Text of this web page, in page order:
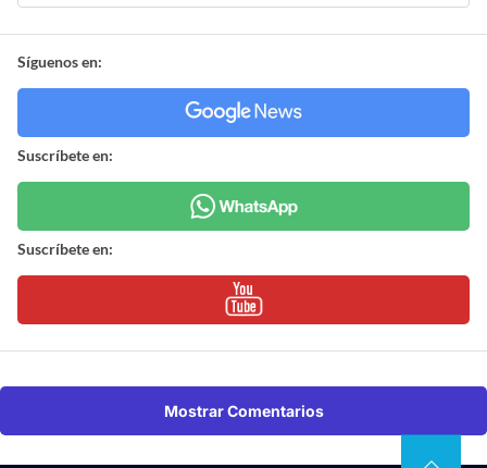
Síguenos en:
Suscríbete en:
Suscríbete en:
Mostrar Comentarios